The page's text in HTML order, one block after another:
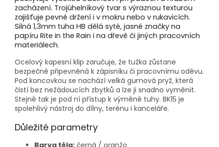
zacházení. Trojúhelníkový tvar s výraznou texturou
zajišťuje pevné držení i v mokru nebo v rukavicích.
Silná 1,3mm tuha HB dělá syté, jasné značky na
papíru Rite in the Rain i na dřevě či jiných pracovních
materiálech.
Ocelový kapesní klip zaručuje, že tužka zůstane
bezpečně připevněná k zápisníku či pracovnímu oděvu.
Pod koncovkou se nachází velká gumová pryž, která
čistí bez nežádoucích zbytků a lze ji snadno vyměnit.
Stejně tak je pod ní přístup k výměně tuhy. BK15 je
spolehlivý nástroj do dílny, terénu i kanceláře.
Důležité parametry
Barva těla: černá / oranžo